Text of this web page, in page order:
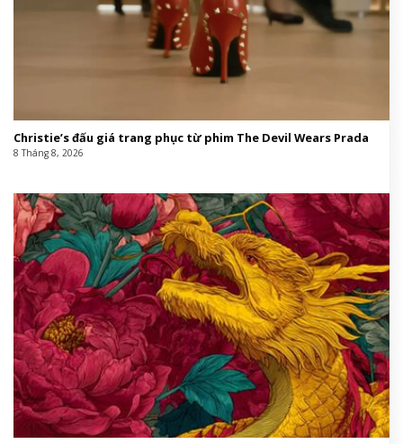
Christie’s đấu giá trang phục từ phim The Devil Wears Prada
8 Tháng 8, 2026